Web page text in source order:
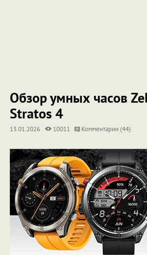
Обзор умных часов
Stratos 4
13.01.2026 10011 Комментарии (44)